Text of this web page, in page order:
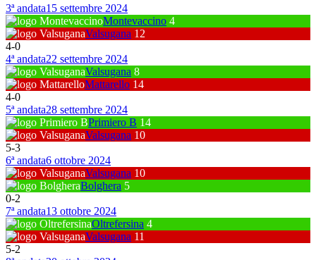
3ª andata15 settembre 2024
Montevaccino 4
Valsugana 12
4-0
4ª andata22 settembre 2024
Valsugana 8
Mattarello 14
4-0
5ª andata28 settembre 2024
Primiero B 14
Valsugana 10
5-3
6ª andata6 ottobre 2024
Valsugana 10
Bolghera 5
0-2
7ª andata13 ottobre 2024
Oltrefersina 4
Valsugana 11
5-2